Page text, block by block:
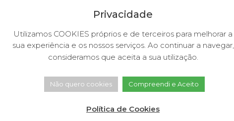
destinado ao apoio aos meios aéreos e terrestres
Monte de Tuaraz, na Freguesia do Gôve, no limite
Privacidade
Utilizamos COOKIES próprios e de terceiros para melhorar a
sua experiência e os nossos serviços. Ao continuar a navegar,
consideramos que aceita a sua utilização.
Não quero cookies Compreendi e Aceito
Política de Cookies